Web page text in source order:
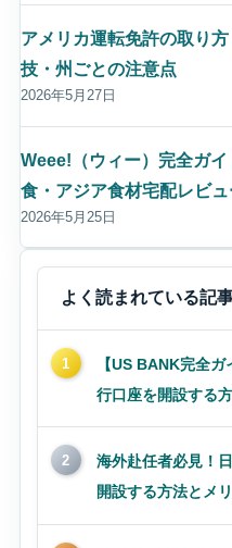
アメリカ運転免許の取り
技・州ごとの注意点
2026年5月27日
Weee!（ウィー）完全ガ
食・アジア食材宅配レビュ
2026年5月25日
よく読まれている記
1
【US BANK完全
行口座を開設する
2
海外赴任者必見！
開設する方法とメ